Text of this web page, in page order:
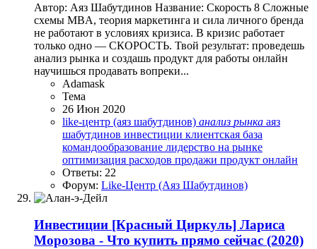
Автор: Аяз Шабутдинов Название: Скорость 8 Сложные
схемы MBA, теория маркетинга и сила личного бренда
не работают в условиях кризиса. В кризис работает
только одно — СКОРОСТЬ. Твой результат: проведешь
анализ рынка и создашь продукт для работы онлайн
научишься продавать вопреки...
Adamask
Тема
26 Июн 2020
like-центр (аяз шабутдинов) анализ рынка аяз
шабутдинов инвестиции клиентская база
командообразование лидерство на рынке
оптимизация расходов продажи продукт онлайн
Ответы: 22
Форум: Like-Центр (Аяз Шабутдинов)
Инвестиции [Красный Циркуль] Лариса
Морозова - Что купить прямо сейчас (2020)